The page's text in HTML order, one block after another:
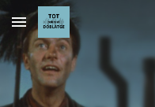
Skip to main content